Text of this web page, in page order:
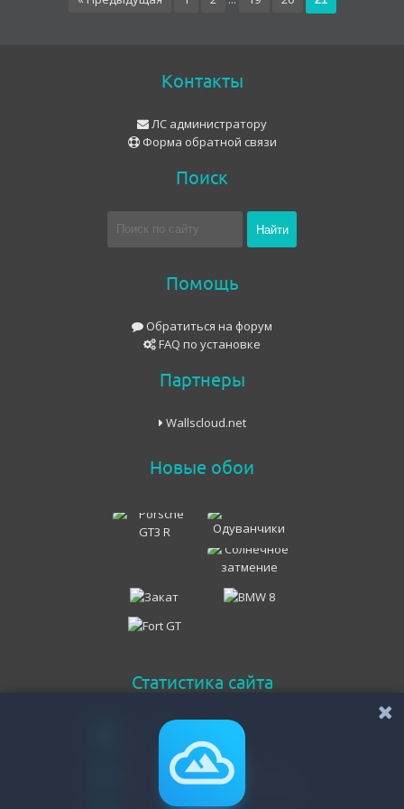
Контакты
ЛС администратору
Форма обратной связи
Поиск
Помощь
Обратиться на форум
FAQ по установке
Партнеры
Wallscloud.net
Новые обои
Статистика сайта
Онлайн всего
Гостей
Пользователей